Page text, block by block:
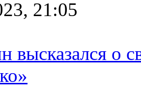
21:05
высказался о